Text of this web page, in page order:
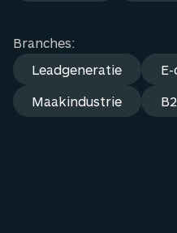
Branches:
Leadgeneratie
Maakindustrie